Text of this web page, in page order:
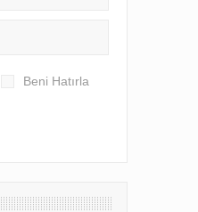
Beni Hatırla